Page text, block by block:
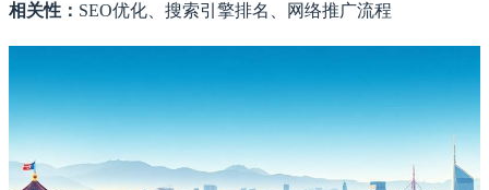
相关性： SEO优化、搜索引擎排名、网络推广流程